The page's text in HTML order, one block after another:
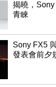
揭曉，
青睞
Sony FX5
發表會前夕